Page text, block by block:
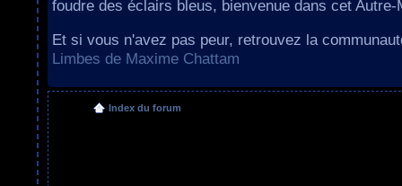
foudre des éclairs bleus, bienvenue dans cet Autre-
Et si vous n'avez pas peur, retrouvez la
Limbes de Maxime Chattam
Index du forum